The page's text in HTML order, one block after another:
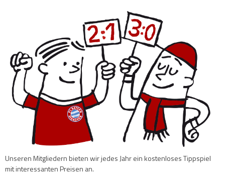
Unseren Mitgliedern bieten wir jedes Jahr ein kostenloses Tippspiel
mit interessanten Preisen an.